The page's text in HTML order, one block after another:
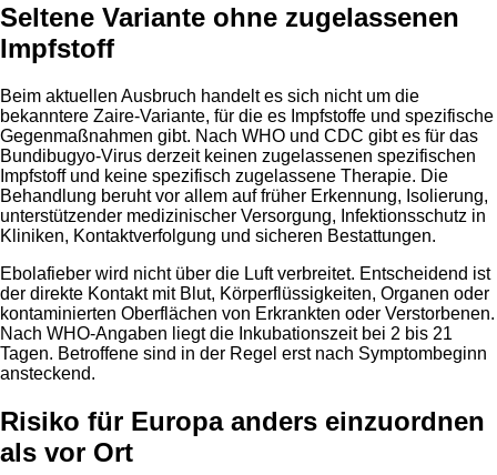
Seltene Variante ohne zugelassenen
Impfstoff
Beim aktuellen Ausbruch handelt es sich nicht um die
bekanntere Zaire-Variante, für die es Impfstoffe und spezifische
Gegenmaßnahmen gibt. Nach WHO und CDC gibt es für das
Bundibugyo-Virus derzeit keinen zugelassenen spezifischen
Impfstoff und keine spezifisch zugelassene Therapie. Die
Behandlung beruht vor allem auf früher Erkennung, Isolierung,
unterstützender medizinischer Versorgung, Infektionsschutz in
Kliniken, Kontaktverfolgung und sicheren Bestattungen.
Ebolafieber wird nicht über die Luft verbreitet. Entscheidend ist
der direkte Kontakt mit Blut, Körperflüssigkeiten, Organen oder
kontaminierten Oberflächen von Erkrankten oder Verstorbenen.
Nach WHO-Angaben liegt die Inkubationszeit bei 2 bis 21
Tagen. Betroffene sind in der Regel erst nach Symptombeginn
ansteckend.
Risiko für Europa anders einzuordnen
als vor Ort